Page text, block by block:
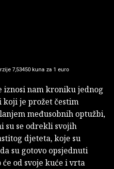
7,53450 kuna za 1 euro
iznosi nam kroniku jednog
koji je prožet čestim
međusobnih optužbi,
su se odrekli svojih
djeteta, koje su
su gotovo opsjednuti
od svoje kuće i vrta